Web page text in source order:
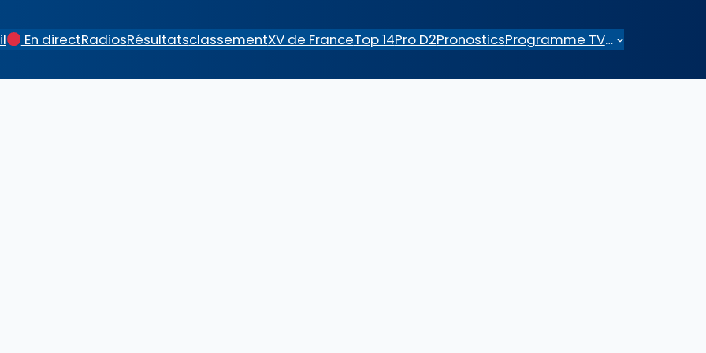
En directRadiosRésultatsclassementXV de FranceTop 14Pro D2PronosticsProgramme TV…